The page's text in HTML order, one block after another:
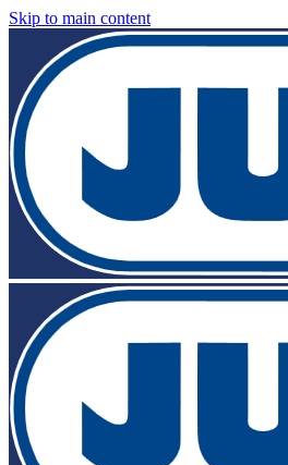
Skip to main content